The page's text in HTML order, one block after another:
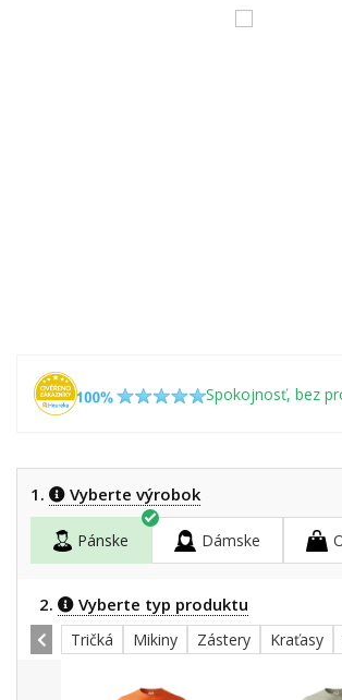
Spokojnosť, bez
1. Vyberte výrobok
Pánske Dámske
2. Vyberte typ produktu
Tričká Mikiny Zástery Kraťasy